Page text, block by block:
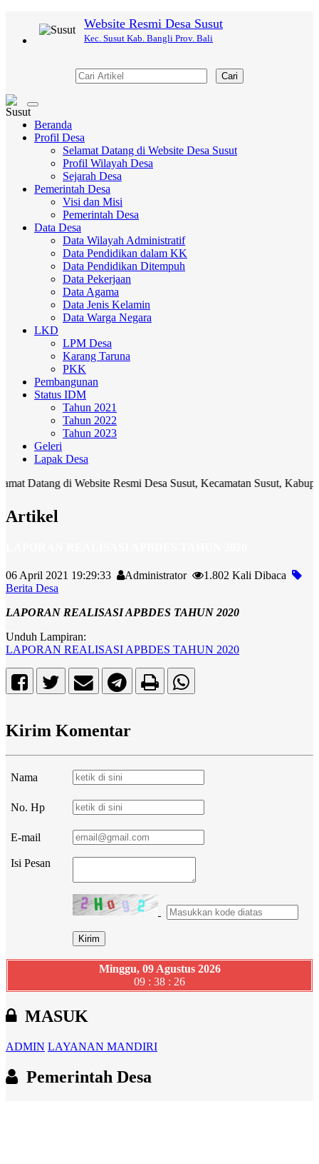
Website Resmi Desa Susut
Kec. Susut Kab. Bangli Prov. Bali
Cari
Toggle
navigation
Beranda
Profil Desa
Selamat Datang di Website Desa Susut
Profil Wilayah Desa
Sejarah Desa
Pemerintah Desa
Visi dan Misi
Pemerintah Desa
Data Desa
Data Wilayah Administratif
Data Pendidikan dalam KK
Data Pendidikan Ditempuh
Data Pekerjaan
Data Agama
Data Jenis Kelamin
Data Warga Negara
LKD
LPM Desa
Karang Taruna
PKK
Pembangunan
Status IDM
Tahun 2021
Tahun 2022
Tahun 2023
Geleri
Lapak Desa
di Website Resmi Desa Susut, Kecamatan Susut, Kabupaten
Artikel
06 April 2021 19:29:33 Administrator
1.802 Kali Dibaca
Berita Desa
LAPORAN REALISASI APBDES TAHUN 2020
Unduh Lampiran:
LAPORAN REALISASI APBDES TAHUN 2020
Kirim Komentar
Nama
No. Hp
E-mail
Isi Pesan
Minggu, 09 Agustus 2026
09 : 38 : 27
MASUK
ADMIN LAYANAN MANDIRI
Pemerintah Desa